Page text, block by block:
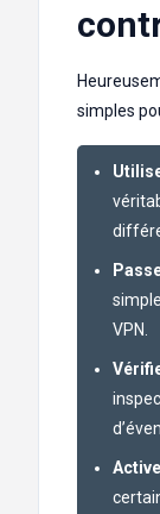
simples
VPN.